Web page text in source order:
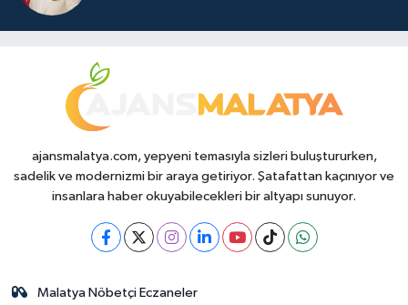
ajansmalatya.com, yepyeni temasıyla sizleri buluştururken,
sadelik ve modernizmi bir araya getiriyor. Şatafattan kaçınıyor ve
insanlara haber okuyabilecekleri bir altyapı sunuyor.
Malatya Nöbetçi Eczaneler